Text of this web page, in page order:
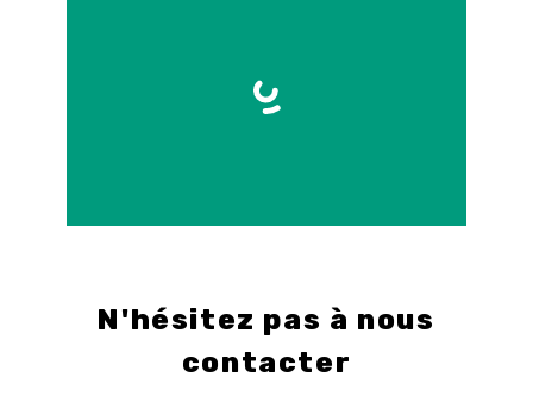
N'hésitez pas à nous
contacter